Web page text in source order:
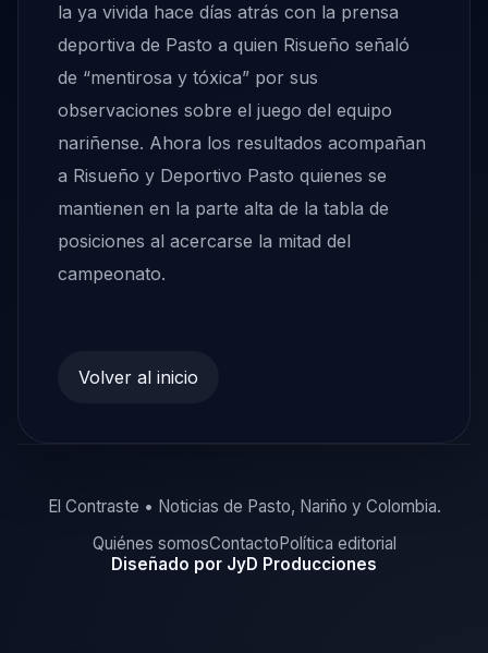
la ya vivida hace días atrás con la prensa
deportiva de Pasto a quien Risueño señaló
de “mentirosa y tóxica” por sus
observaciones sobre el juego del equipo
nariñense. Ahora los resultados acompañan
a Risueño y Deportivo Pasto quienes se
mantienen en la parte alta de la tabla de
posiciones al acercarse la mitad del
campeonato.
Volver al inicio
El Contraste • Noticias de Pasto, Nariño y Colombia.
Quiénes somosContactoPolítica editorial
Diseñado por JyD Producciones